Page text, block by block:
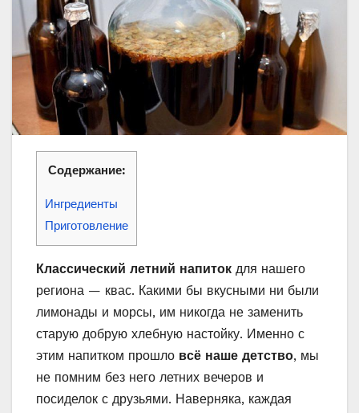
Содержание:
Ингредиенты
Приготовление
Классический летний напиток для нашего
региона — квас. Какими бы вкусными ни были
лимонады и морсы, им никогда не заменить
старую добрую хлебную настойку. Именно с
этим напитком прошло всё наше детство, мы
не помним без него летних вечеров и
посиделок с друзьями. Наверняка, каждая